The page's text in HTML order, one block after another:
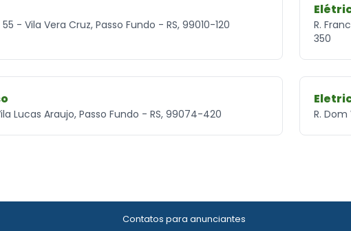
- Vila Vera Cruz, Passo Fundo - RS, 99010-120
R.
350
Lucas Araujo, Passo Fundo - RS, 99074-420 R.
Contatos para anunciantes